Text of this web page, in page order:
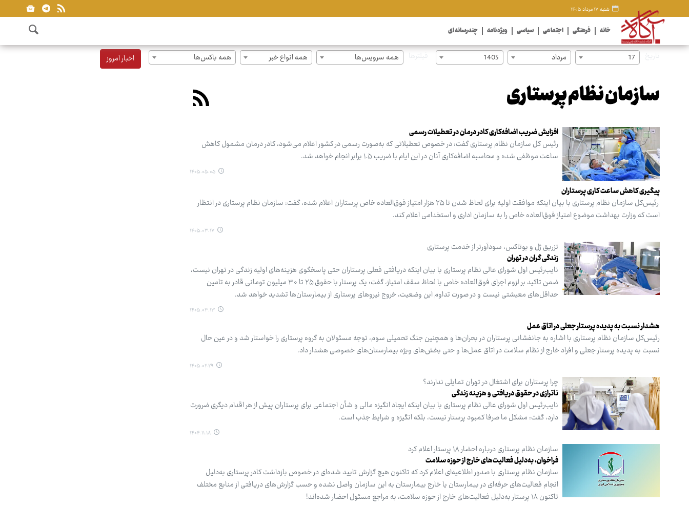
شنبه ۱۷ مرداد ۱۴۰۵
خانه فرهنگی اجتماعی سیاسی ویژه نامه چندرسانه ای
17 مرداد 1405 همه سرویس‌ها همه انواع خبر همه باکس‌ها اخبار امروز
سازمان نظام پرستاری
افزایش ضریب اضافه‌کاری کادر درمان در تعطیلات رسمی
رئیس کل سازمان نظام پرستاری گفت: در خصوص تعطیلاتی که به‌صورت رسمی در کشور اعلام می‌شود، کادر درمان مشمول کاهش
ساعت موظفی شده و محاسبه اضافه‌کاری آنان در این ایام با ضریب ۱.۵ برابر انجام خواهد شد.
۱۴۰۵.۰۵.۰۵
پیگیری کاهش ساعت کاری پرستاران
رئیس‌کل سازمان نظام پرستاری با بیان اینکه موافقت اولیه برای لحاظ شدن تا ۲۵ هزار امتیاز فوق‌العاده خاص پرستاران اعلام شده، گفت: سازمان نظام پرستاری در انتظار
است که وزارت بهداشت موضوع امتیاز فوق‌العاده خاص را به سازمان اداری و استخدامی اعلام کند.
۱۴۰۵.۰۳.۱۷
تزریق ژل و بوتاکس، سودآورتر از خدمت پرستاری
زندگی گران در تهران
نایب‌رئیس اول شورای عالی نظام پرستاری با بیان اینکه دریافتی فعلی پرستاران حتی پاسخگوی هزینه‌های اولیه زندگی در تهران نیست،
ضمن تاکید بر لزوم اجرای فوق‌العاده خاص با لحاظ سقف امتیاز، گفت: یک پرستار با حقوق ۲۵ تا ۳۰ میلیون تومانی قادر به تامین
حداقل‌های معیشتی نیست و در صورت تداوم این وضعیت، خروج نیروهای پرستاری از بیمارستان‌ها تشدید خواهد شد.
۱۴۰۵.۰۳.۱۳
هشدار نسبت به پدیده پرستار جعلی در اتاق عمل
رئیس‌کل سازمان نظام پرستاری با اشاره به جانفشانی پرستاران در بحران‌ها و همچنین جنگ تحمیلی سوم، توجه مسئولان به گروه پرستاری را خواستار شد و در عین حال
نسبت به پدیده پرستار جعلی و افراد خارج از نظام سلامت در اتاق عمل‌ها و حتی بخش‌های ویژه بیمارستان‌های خصوصی هشدار داد.
۱۴۰۵.۰۲.۲۹
چرا پرستاران برای اشتغال در تهران تمایلی ندارند؟
ناترازی در حقوق دریافتی و هزینه زندگی
نایب‌رئیس اول شورای عالی نظام پرستاری با بیان اینکه ایجاد انگیزه مالی و شأن اجتماعی برای پرستاران پیش از هر اقدام دیگری ضرورت
دارد، گفت: مشکل ما صرفا کمبود پرستار نیست، بلکه انگیزه و شرایط جذب است.
۱۴۰۴.۱۱.۱۸
سازمان نظام پرستاری درباره احضار ۱۸ پرستار اعلام کرد
فراخوان، به‌دلیل فعالیت‌های خارج از حوزه سلامت
سازمان نظام پرستاری با صدور اطلاعیه‌ای اعلام کرد که تاکنون هیچ گزارش تایید شده‌ای در خصوص بازداشت کادر پرستاری به‌دلیل
انجام فعالیت‌های حرفه‌ای در بیمارستان یا خارج بیمارستان به این سازمان واصل نشده و حسب گزارش‌های دریافتی از منابع مختلف
تاکنون ۱۸ پرستار به‌دلیل فعالیت‌های خارج از حوزه سلامت، به مراجع مسئول احضار شده‌اند!